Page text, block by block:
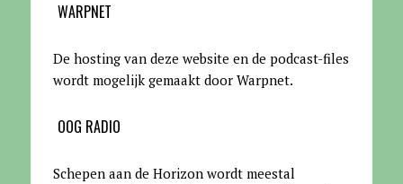
WARPNET
De hosting van deze website en de podcast-files
wordt mogelijk gemaakt door Warpnet.
OOG RADIO
Schepen aan de Horizon wordt meestal